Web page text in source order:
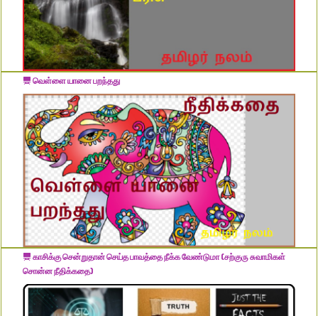
வெள்ளை யானை பறந்தது
காசிக்கு சென்றுதான் செய்த பாவத்தை நீக்க வேண்டுமா (சற்குரு சுவாமிகள்
சொன்ன நீதிக்கதை)